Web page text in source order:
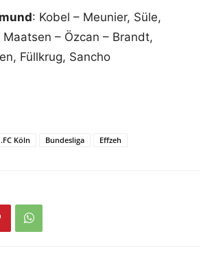
: Kobel – Meunier, Süle,
– Özcan – Brandt,
Füllkrug, Sancho
Köln Bundesliga Effzeh